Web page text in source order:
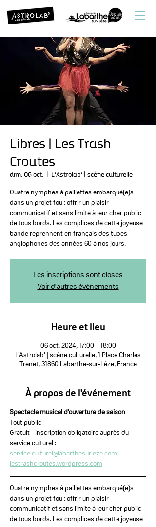
Libres | Les Trash
Croutes
dim. 06 oct.
  |
L’Astrolab’ | scène culturelle
Quatre nymphes à paillettes embarqué(e)s
dans un projet fou : offrir un plaisir
communicatif et sans limite à leur cher public
de tous bords. Les complices de cette joyeuse
bande reprennent en français des tubes
anglophones des années 60 à nos jours.
Les inscriptions sont closes
Voir d'autres événements
Heure et lieu
06 oct. 2024, 17:00 – 18:00
L’Astrolab’ | scène culturelle, 1 Place Charles
Trenet, 31860 Labarthe-sur-Lèze, France
À propos de l'événement
Spectacle musical d’ouverture de saison
Tout public
Gratuit - inscription obligatoire auprès du
service culturel :
service.culturel@labarthesurleze.com
lestrashcroutes.wordpress.com
Quatre nymphes à paillettes embarqué(e)s
dans un projet fou : offrir un plaisir
communicatif et sans limite à leur cher public
de tous bords. Les complices de cette joyeuse